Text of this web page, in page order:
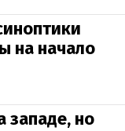
на начало
западе, но